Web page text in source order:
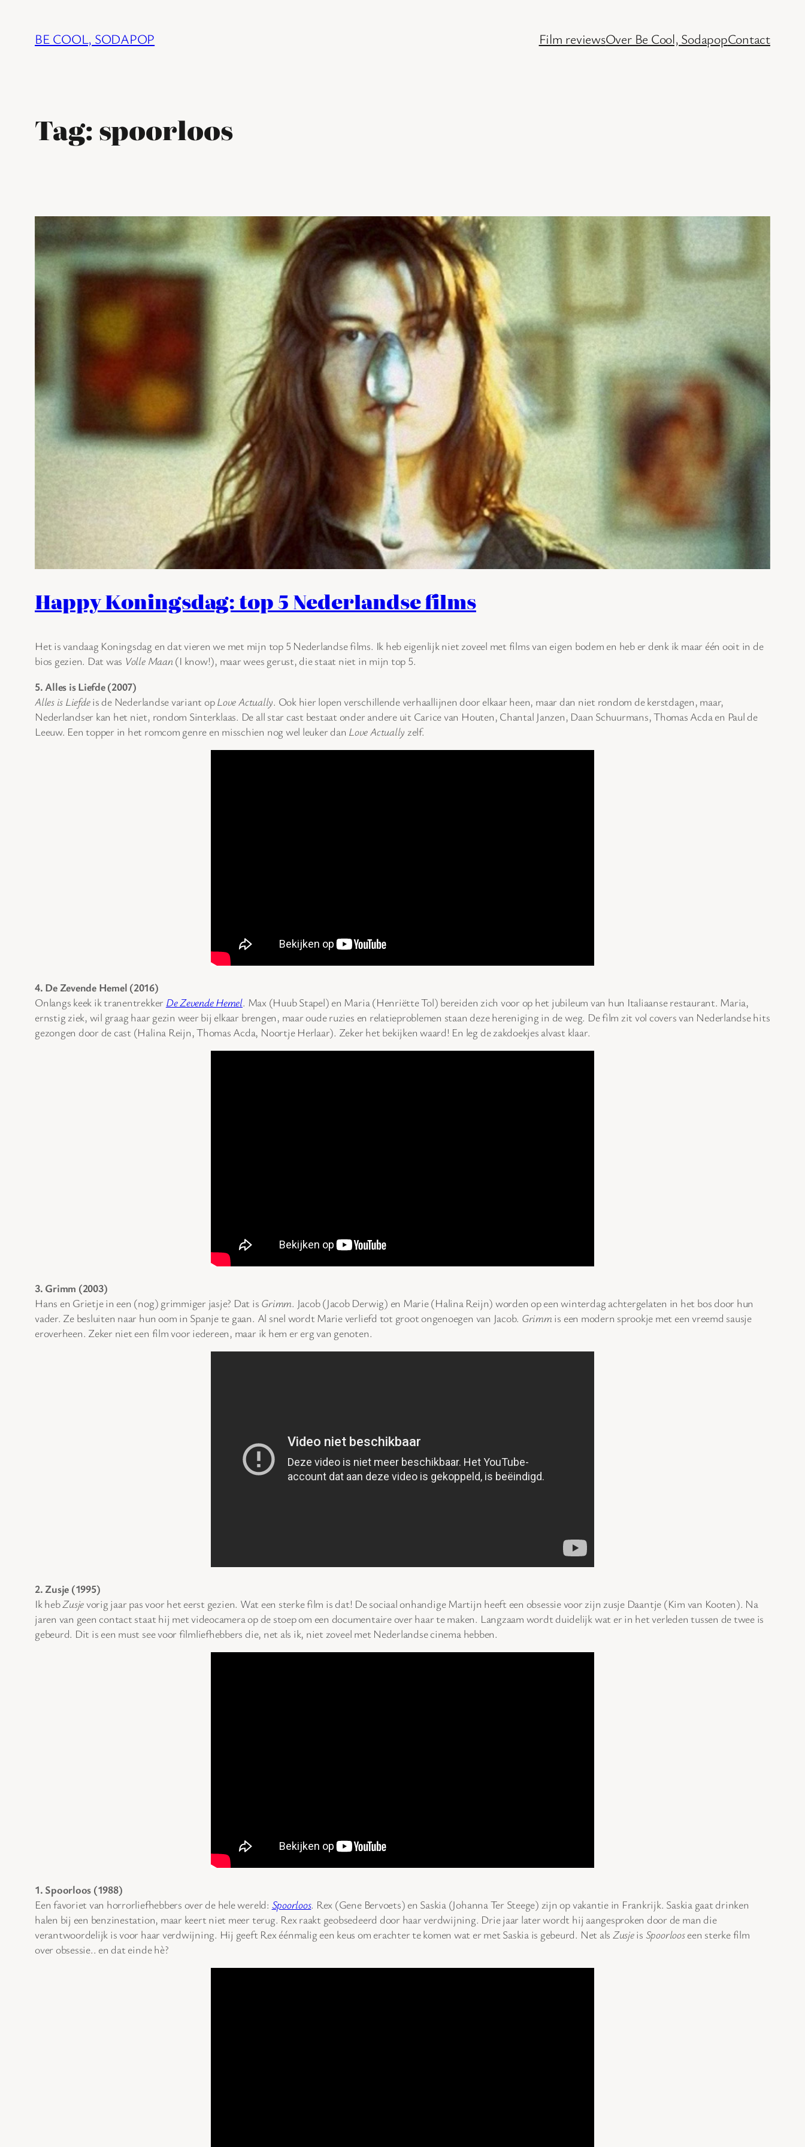
BE COOL, SODAPOP Film reviewsOver Be Cool, SodapopContact
Tag:spoorloos
Happy Koningsdag: top 5 Nederlandse films
Het is vandaag Koningsdag en dat vieren we met mijn top 5 Nederlandse films. Ik heb eigenlijk niet zoveel met films van eigen bodem en heb er denk ik maar één ooit in de
bios gezien. Dat was Volle Maan(I know!), maar wees gerust, die staat niet in mijn top 5.
5. Alles is Liefde (2007)
Alles is Liefdeis de Nederlandse variant opLove Actually. Ook hier lopen verschillende verhaallijnen door elkaar heen, maar dan niet rondom de kerstdagen, maar,
Nederlandser kan het niet, rondom Sinterklaas. De all star cast bestaat onder andere uit Carice van Houten, Chantal Janzen, Daan Schuurmans, Thomas Acda en Paul de
Leeuw. Een topper in het romcom genre en misschien nog wel leuker dan Love Actually zelf.
4. De Zevende Hemel (2016)
Onlangs keek ik tranentrekker De Zevende Hemel. Max (Huub Stapel) en Maria (Henriëtte Tol) bereiden zich voor op het jubileum van hun Italiaanse restaurant. Maria,
ernstig ziek, wil graag haar gezin weer bij elkaar brengen, maar oude ruzies en relatieproblemen staan deze hereniging in de weg. De film zit vol covers van Nederlandse hits
gezongen door de cast (Halina Reijn, Thomas Acda, Noortje Herlaar). Zeker het bekijken waard! En leg de zakdoekjes alvast klaar.
3. Grimm (2003)
Hans en Grietje in een (nog) grimmiger jasje? Dat is Grimm. Jacob (Jacob Derwig) en Marie (Halina Reijn) worden op een winterdag achtergelaten in het bos door hun
vader. Ze besluiten naar hun oom in Spanje te gaan. Al snel wordt Marie verliefd tot groot ongenoegen van Jacob. Grimmis een modern sprookje met een vreemd sausje
eroverheen. Zeker niet een film voor iedereen, maar ik hem er erg van genoten.
2. Zusje (1995)
Ik hebZusjevorig jaar pas voor het eerst gezien. Wat een sterke film is dat! De sociaal onhandige Martijn heeft een obsessie voor zijn zusje Daantje (Kim van Kooten). Na
jaren van geen contact staat hij met videocamera op de stoep om een documentaire over haar te maken. Langzaam wordt duidelijk wat er in het verleden tussen de twee is
gebeurd. Dit is een must see voor filmliefhebbers die, net als ik, niet zoveel met Nederlandse cinema hebben.
1. Spoorloos (1988)
Een favoriet van horrorliefhebbers over de hele wereld: Spoorloos. Rex (Gene Bervoets) en Saskia (Johanna Ter Steege) zijn op vakantie in Frankrijk. Saskia gaat drinken
halen bij een benzinestation, maar keert niet meer terug. Rex raakt geobsedeerd door haar verdwijning. Drie jaar later wordt hij aangesproken door de man die
verantwoordelijk is voor haar verdwijning. Hij geeft Rex éénmalig een keus om erachter te komen wat er met Saskia is gebeurd. Net als Zusjeis Spoorlooseen sterke film
over obsessie.. en dat einde hè?